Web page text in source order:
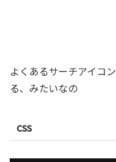
よくあるサーチアイコ
る、みたいなの
css